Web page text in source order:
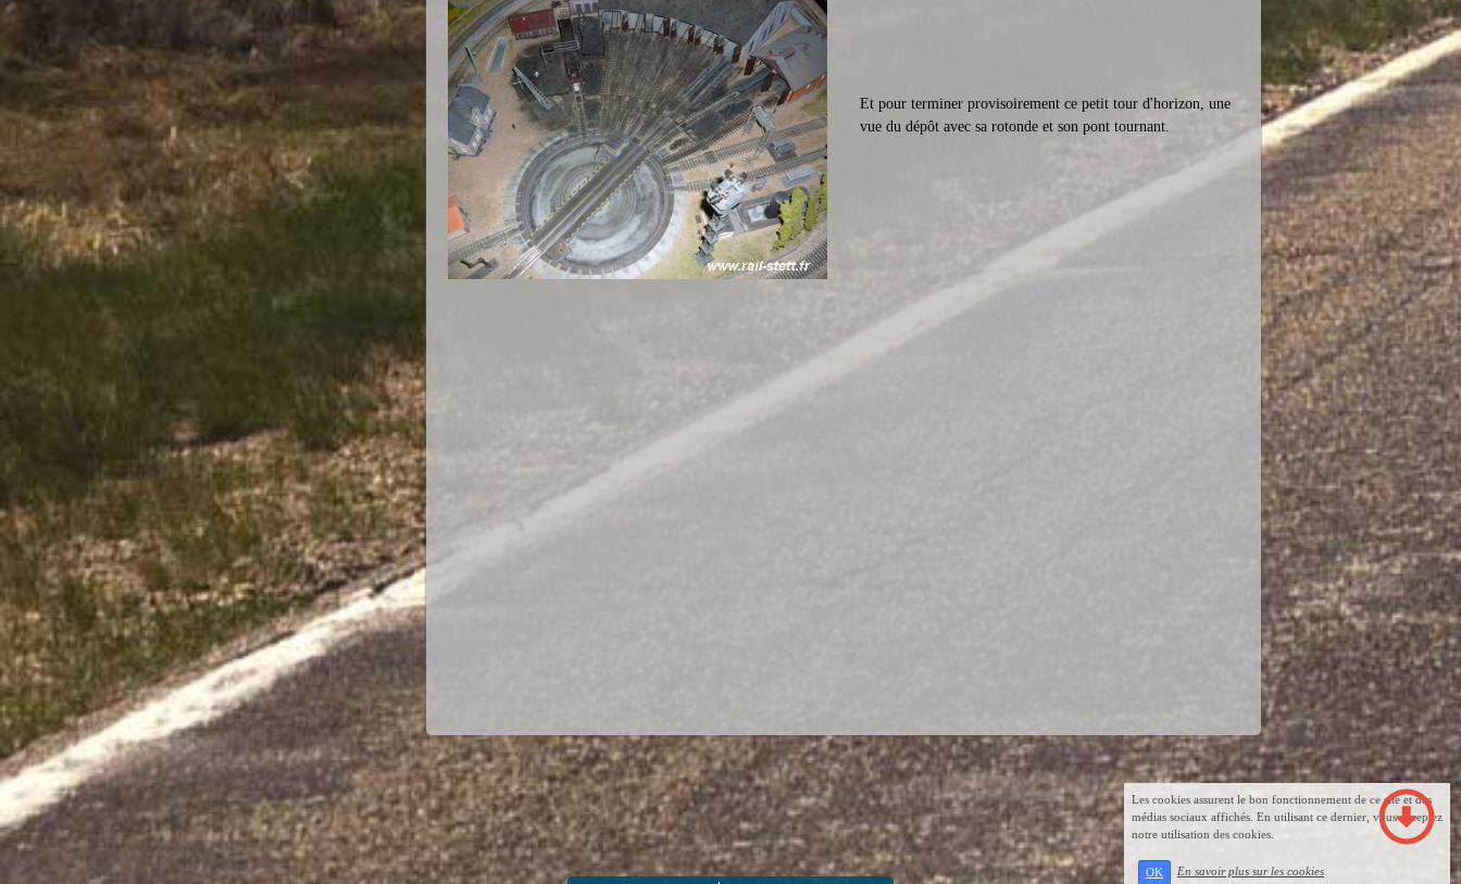
Et pour terminer provisoirement ce petit tour d'horizon, une
vue du dépôt avec sa rotonde et son pont tournant.
Les cookies assurent le bon fonctionnement de ce site et des
médias sociaux affichés. En utilisant ce dernier, vous acceptez
notre utilisation des cookies.
OK En savoir plus sur les cookies